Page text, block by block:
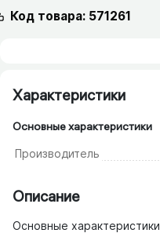
Код товара: 571261
Характеристики
Основные характеристики
Производитель
Описание
Основные характеристики